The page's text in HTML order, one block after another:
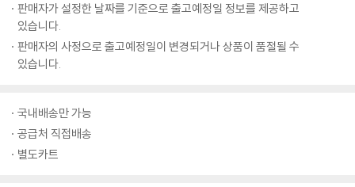
판매자가 설정한 날짜를 기준으로 출고예정일 정보를 제공하고
있습니다.
판매자의 사정으로 출고예정일이 변경되거나 상품이 품절될 수
있습니다.
국내배송만 가능
공급처 직접배송
별도카트